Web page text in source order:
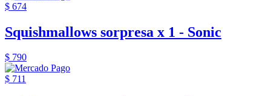
$ 674
Squishmallows sorpresa x 1 - Sonic
$ 790
$ 711